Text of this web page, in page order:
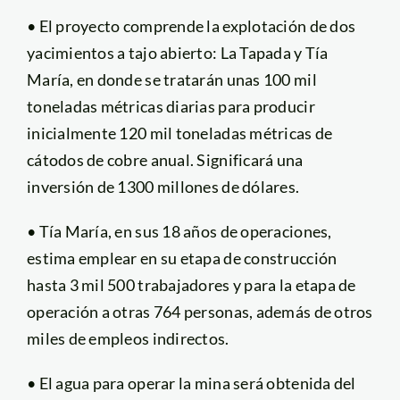
• El proyecto comprende la explotación de dos
yacimientos a tajo abierto: La Tapada y Tía
María, en donde se tratarán unas 100 mil
toneladas métricas diarias para producir
inicialmente 120 mil toneladas métricas de
cátodos de cobre anual. Significará una
inversión de 1300 millones de dólares.
• Tía María, en sus 18 años de operaciones,
estima emplear en su etapa de construcción
hasta 3 mil 500 trabajadores y para la etapa de
operación a otras 764 personas, además de otros
miles de empleos indirectos.
• El agua para operar la mina será obtenida del